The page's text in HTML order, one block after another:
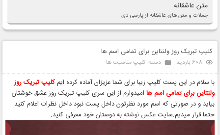
متن عاشقانه
جملات و متن های عاشقانه از پارسی دی
کلیپ تبریک روز ولنتاین برای تمامی اسم ها
608 بازدید دسته: کلیپ مناسبت ها
با سلام در این پست کلیپ زیبا برای شما عزیزان آماده کرده ایم کلیپ تبریک روز
ولنتاین برای تمامی اسم ها امیدوارم از این سری کلیپ تبریک روز عشق خوشتان
بیاید و در صورتی که اسم مورد نظرتون داخل پست نبود داخل نظرات اعلام کنید
حتما قرار میدیم.سایت عکس نوشته به دوستان خود معرفی کنید.